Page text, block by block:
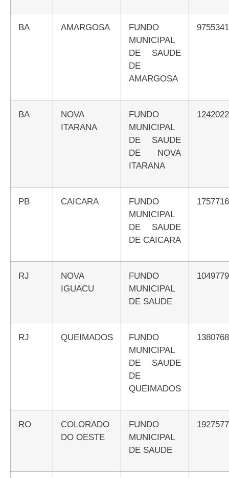
BA AMARGOSA
FUNDO
MUNICIPAL
DE SAUDE
DE
AMARGOSA
BA
NOVA
ITARANA
FUNDO
MUNICIPAL
DE SAUDE
DE NOVA
ITARANA
PB CAICARA
FUNDO
MUNICIPAL
DE SAUDE
DE CAICARA
RJ
NOVA
IGUACU
FUNDO
MUNICIPAL
DE SAUDE
RJ QUEIMADOS
FUNDO
MUNICIPAL
DE SAUDE
DE
QUEIMADOS
RO
COLORADO
DO OESTE
FUNDO
MUNICIPAL
DE SAUDE